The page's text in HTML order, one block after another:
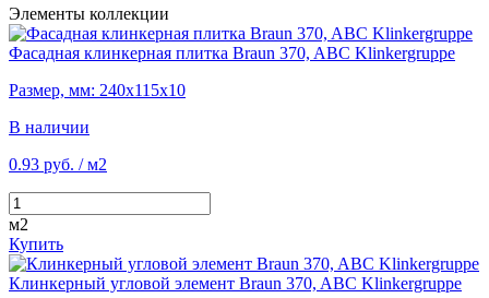
Элементы коллекции
Фасадная клинкерная плитка Braun 370, ABC Klinkergruppe
Размер, мм: 240х115х10
В наличии
0.93 руб. / м2
м2
Купить
Клинкерный угловой элемент Braun 370, ABC Klinkergruppe